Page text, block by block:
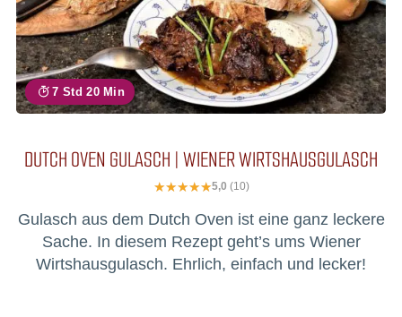
7 Std 20 Min
DUTCH OVEN GULASCH | WIENER WIRTSHAUSGULASCH
5,0 (10)
Gulasch aus dem Dutch Oven ist eine ganz leckere
Sache. In diesem Rezept geht’s ums Wiener
Wirtshausgulasch. Ehrlich, einfach und lecker!